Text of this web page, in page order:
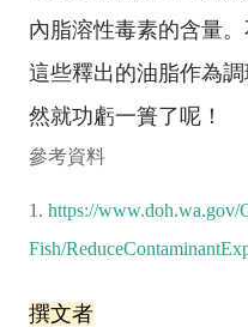
內脂溶性毒素的含量
這些釋出的油脂作為
然就功虧一簣了呢！
參考資料
1. https://www.doh.wa.gov/
Fish/
撰文者